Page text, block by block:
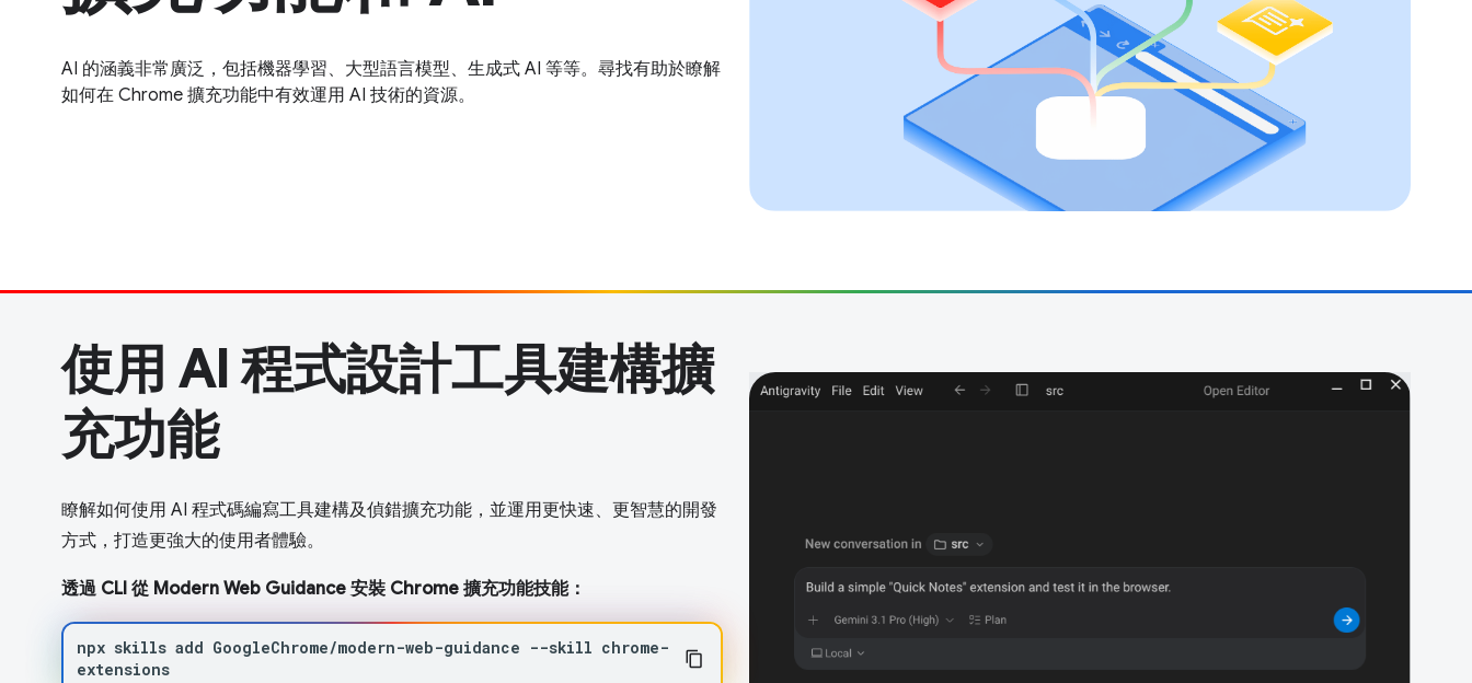
AI 的涵義非常廣泛，包括機器學習、大型語言模型、生成式 AI 等等。尋找有助於瞭解
如何在 Chrome 擴充功能中有效運用 AI 技術的資源。
使用 AI 程式設計工具建構擴
充功能
瞭解如何使用 AI 程式碼編寫工具建構及偵錯擴充功能，並運用更快速、更智慧的開發
方式，打造更強大的使用者體驗。
透過 CLI 從 Modern Web Guidance 安裝 Chrome 擴充功能技能：
npx skills add GoogleChrome/modern-web-guidance --skill chrome-
extensions